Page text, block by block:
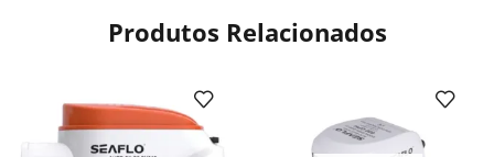
Produtos Relacionados